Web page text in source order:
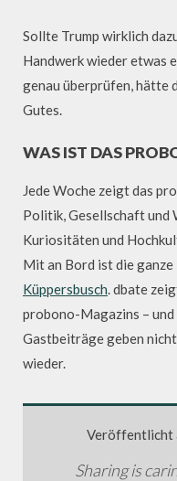
Sollte Trump wirklich
Handwerk wieder etwas
genau überprüfen, hätte
Gutes.
WAS IST DAS
Jede Woche zeigt das
Politik, Gesellschaft und
Kuriositäten und
Mit an Bord ist die
Küppersbusch . dbate
probono-Magazins –
Gastbeiträge geben
wieder.
Veröffentlicht
Sharing is